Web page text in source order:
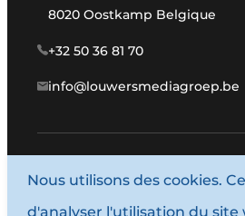
8020 Oostkamp Belgique
+32 50 36 81 70
info@louwersmediagroep.be
© 1987 - 2026 Louwers
Nous utilisons des cookies.
d'analyser l'utilisation du